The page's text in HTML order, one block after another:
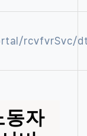
rcvfvrSvc/
동자